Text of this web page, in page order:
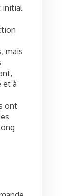
initial
mais
et à
ont